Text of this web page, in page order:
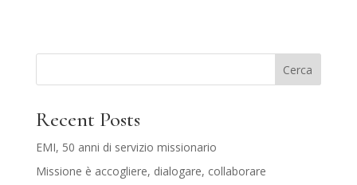
Cerca
Recent Posts
EMI, 50 anni di servizio missionario
Missione è accogliere, dialogare, collaborare